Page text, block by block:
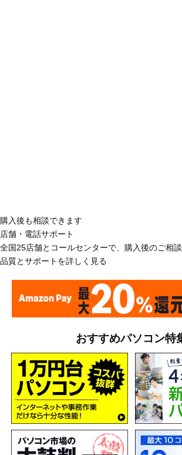
購入後も相談できます
店舗・電話サポート
全国25店舗とコールセンターで、購入後のご相
品質とサポートを詳しく見る
おすすめパソコン特